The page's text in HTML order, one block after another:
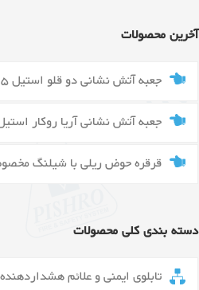
آخرین محصولات
جعبه آتش نشانی دو قلو استیل 75*95
جعبه آتش نشانی آریا روکار استیل
قرقره حوض ریلی با شیلنگ
دسته بندی کلی محصولات
تابلوی ایمنی و علائم هشداردهنده